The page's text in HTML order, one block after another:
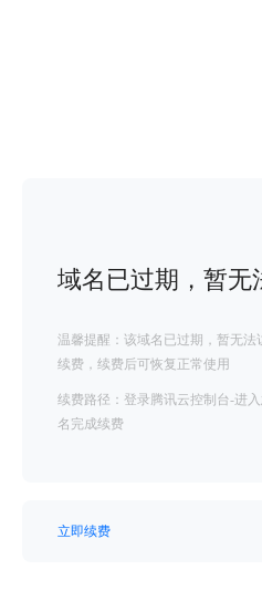
域名已过期，暂无
温馨提醒：该域名已过期，暂无
续费，续费后可恢复正常使用
续费路径：登录腾讯云控制台-进
名完成续费
立即续费